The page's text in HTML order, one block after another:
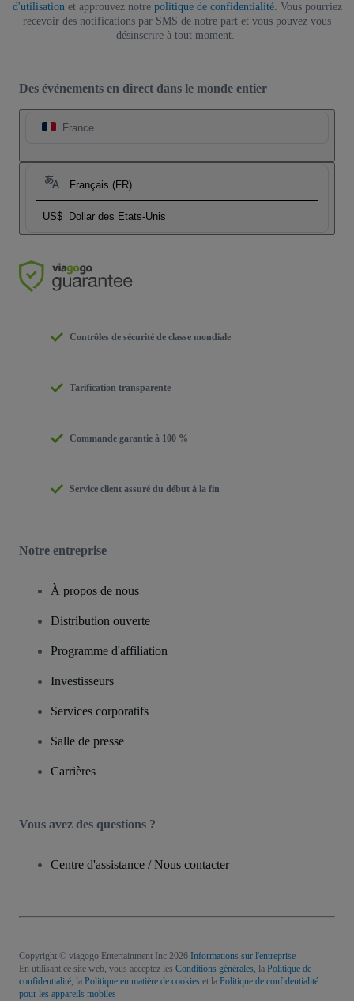
d'utilisationet approuvez notre politique de confidentialité. Vous pourriez
recevoir des notifications par SMS de notre part et vous pouvez vous
désinscrire à tout moment.
Des événements en direct dans le monde entier
France
Français (FR)
US$ Dollar des Etats-Unis
Contrôles de sécurité de classe mondiale
Tarification transparente
Commande garantie à 100 %
Service client assuré du début à la fin
Notre entreprise
À propos de nous
Distribution ouverte
Programme d'affiliation
Investisseurs
Services corporatifs
Salle de presse
Carrières
Vous avez des questions ?
Centre d'assistance / Nous contacter
Copyright © viagogo Entertainment Inc 2026 Informations sur l'entreprise
En utilisant ce site web, vous acceptez les Conditions générales, la Politique de
confidentialité, la Politique en matière de cookies et la Politique de confidentialité
pour les appareils mobiles